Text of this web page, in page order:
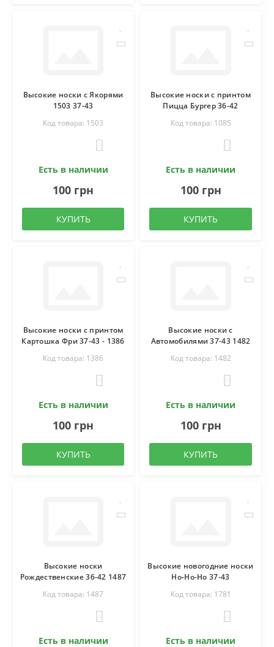
Высокие носки с Якорями
1503 37-43
Код товара: 1503
Есть в наличии
100 грн
КУПИТЬ
Высокие носки с принтом
Пицца Бургер 36-42
Код товара: 1085
Есть в наличии
100 грн
КУПИТЬ
Высокие носки с принтом
Картошка Фри 37-43 - 1386
Код товара: 1386
Есть в наличии
100 грн
КУПИТЬ
Высокие носки с
Автомобилями 37-43 1482
Код товара: 1482
Есть в наличии
100 грн
КУПИТЬ
Высокие носки
Рождественские 36-42 1487
Код товара: 1487
Есть в наличии
Высокие новогодние носки
Ho-Ho-Ho 37-43
Код товара: 1781
Есть в наличии